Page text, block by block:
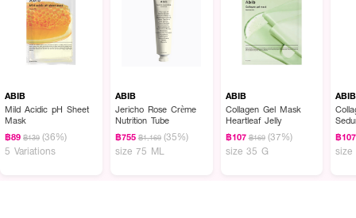
ผลลัพธ์ที่ได้ :
ABIB Gummy Sheet Mask Heartleaf Sticker
แผ่นมาสก์เพื่อปลอบประโลมผิว
ที่บอบบางและระคายเคือง อุดมด้วยสารสกัดฮาร์ทลีฟที่ช่วยลดรอยแดง ควบคุม
บางเบา ซึมง่าย ไม่เหนียวเหนอะหนะ แผ่นมาสก์เนื้อกัมมี่แนบสนิทกับผิว ช่วยให้สาร
บำรุงซึมซาบได้ดี เหมาะสำหรับผิวมัน ผิวเป็นสิวง่าย และผิวแพ้ง่ายที่ต้องการการ
ดูแลอย่างอ่อนโยน
· ช่วยลดรอยแดง ควบคุมความมัน และปรับสมดุลผิว
ABIB
Mild Acidic pH Sheet
Mask
฿89 ฿139 (36%)
5 Variations
ABIB
Jericho Rose Crème
Nutrition Tube
฿755 ฿1,169 (35%)
size 75 ML
ABIB
Collagen Gel Mask
Heartleaf Jelly
฿107 ฿169 (37%)
size 35 G
ABIB
฿107
size